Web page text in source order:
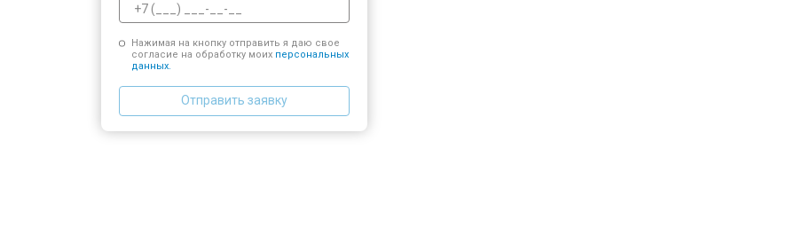
Нажимая на кнопку отправить я даю свое
согласие на обработку моих персональных
данных.
Отправить заявку